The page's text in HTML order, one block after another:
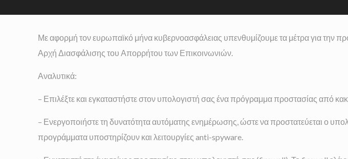
Με αφορμή τον ευρωπαϊκό μήνα κυβερνοασφάλειας υπενθυμίζουμε τα μέτρα για την
Αρχή Διασφάλισης του Απορρήτου των Επικοινωνιών.
Αναλυτικά:
– Επιλέξτε και εγκαταστήστε στον υπολογιστή σας ένα πρόγραμμα προστασίας από
– Ενεργοποιήστε τη δυνατότητα αυτόματης ενημέρωσης, ώστε να προστατεύεται ο
προγράμματα υποστηρίζουν και λειτουργίες anti-spyware.